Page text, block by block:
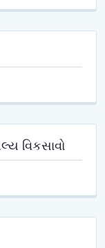
વિકસાવો